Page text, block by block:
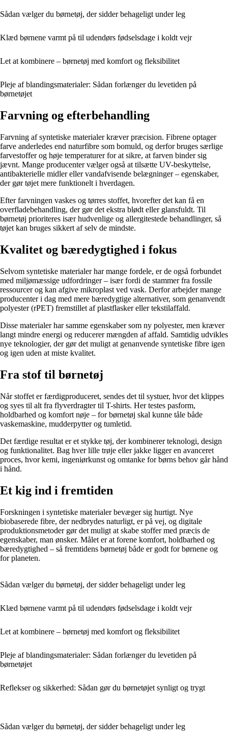
Sådan vælger du børnetøj, der sidder behageligt under leg
Klæd børnene varmt på til udendørs fødselsdage i koldt vejr
Let at kombinere – børnetøj med komfort og fleksibilitet
Pleje af blandingsmaterialer: Sådan forlænger du levetiden på
børnetøjet
Farvning og efterbehandling
Farvning af syntetiske materialer kræver præcision. Fibrene optager
farve anderledes end naturfibre som bomuld, og derfor bruges særlige
farvestoffer og høje temperaturer for at sikre, at farven binder sig
jævnt. Mange producenter vælger også at tilsætte UV-beskyttelse,
antibakterielle midler eller vandafvisende belægninger – egenskaber,
der gør tøjet mere funktionelt i hverdagen.
Efter farvningen vaskes og tørres stoffet, hvorefter det kan få en
overfladebehandling, der gør det ekstra blødt eller glansfuldt. Til
børnetøj prioriteres især hudvenlige og allergitestede behandlinger, så
tøjet kan bruges sikkert af selv de mindste.
Kvalitet og bæredygtighed i fokus
Selvom syntetiske materialer har mange fordele, er de også forbundet
med miljømæssige udfordringer – især fordi de stammer fra fossile
ressourcer og kan afgive mikroplast ved vask. Derfor arbejder mange
producenter i dag med mere bæredygtige alternativer, som genanvendt
polyester (rPET) fremstillet af plastflasker eller tekstilaffald.
Disse materialer har samme egenskaber som ny polyester, men kræver
langt mindre energi og reducerer mængden af affald. Samtidig udvikles
nye teknologier, der gør det muligt at genanvende syntetiske fibre igen
og igen uden at miste kvalitet.
Fra stof til børnetøj
Når stoffet er færdigproduceret, sendes det til systuer, hvor det klippes
og syes til alt fra flyverdragter til T-shirts. Her testes pasform,
holdbarhed og komfort nøje – for børnetøj skal kunne tåle både
vaskemaskine, mudderpytter og tumletid.
Det færdige resultat er et stykke tøj, der kombinerer teknologi, design
og funktionalitet. Bag hver lille trøje eller jakke ligger en avanceret
proces, hvor kemi, ingeniørkunst og omtanke for børns behov går hånd
i hånd.
Et kig ind i fremtiden
Forskningen i syntetiske materialer bevæger sig hurtigt. Nye
biobaserede fibre, der nedbrydes naturligt, er på vej, og digitale
produktionsmetoder gør det muligt at skabe stoffer med præcis de
egenskaber, man ønsker. Målet er at forene komfort, holdbarhed og
bæredygtighed – så fremtidens børnetøj både er godt for børnene og
for planeten.
Sådan vælger du børnetøj, der sidder behageligt under leg
Klæd børnene varmt på til udendørs fødselsdage i koldt vejr
Let at kombinere – børnetøj med komfort og fleksibilitet
Pleje af blandingsmaterialer: Sådan forlænger du levetiden på
børnetøjet
Reflekser og sikkerhed: Sådan gør du børnetøjet synligt og trygt
Sådan vælger du børnetøj, der sidder behageligt under leg